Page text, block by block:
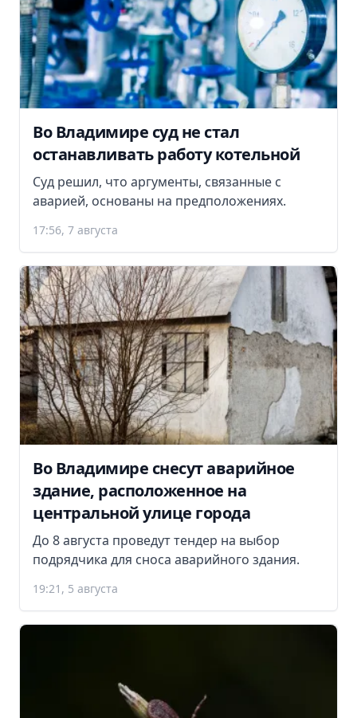
Во Владимире суд не стал
останавливать работу котельной
Суд решил, что аргументы, связанные с
аварией, основаны на предположениях.
17:56, 7 августа
Во Владимире снесут аварийное
здание, расположенное на
центральной улице города
До 8 августа проведут тендер на выбор
подрядчика для сноса аварийного здания.
19:21, 5 августа